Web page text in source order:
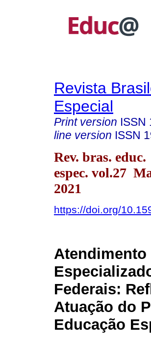
Revista
Especial
Print version ISSN
line version ISSN
Rev. bras. educ.
espec. vol.27
2021
https://doi.org/
Federais:
Atuação do
Educação